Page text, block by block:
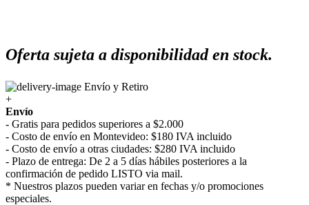
Oferta sujeta a disponibilidad en stock.
Envío y Retiro
+
Envío
- Gratis para pedidos superiores a $2.000
- Costo de envío en Montevideo: $180 IVA incluido
- Costo de envío a otras ciudades: $280 IVA incluido
- Plazo de entrega: De 2 a 5 días hábiles posteriores a la
confirmación de pedido LISTO via mail.
* Nuestros plazos pueden variar en fechas y/o promociones
especiales.